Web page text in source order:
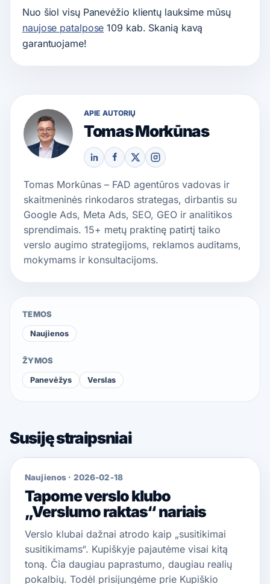
Nuo šiol visų Panevėžio klientų lauksime mūsų
naujose patalpose 109 kab. Skanią kavą
garantuojame!
APIE AUTORIŲ
Tomas Morkūnas
Tomas Morkūnas – FAD agentūros vadovas ir
skaitmeninės rinkodaros strategas, dirbantis su
Google Ads, Meta Ads, SEO, GEO ir analitikos
sprendimais. 15+ metų praktinę patirtį taiko
verslo augimo strategijoms, reklamos auditams,
mokymams ir konsultacijoms.
TEMOS
Naujienos
ŽYMOS
Panevėžys Verslas
Susiję straipsniai
Naujienos · 2026-02-18
Tapome verslo klubo
„Verslumo raktas“ nariais
Verslo klubai dažnai atrodo kaip „susitikimai
susitikimams“. Kupiškyje pajautėme visai kitą
toną. Čia daugiau paprastumo, daugiau realių
pokalbių. Todėl prisijungėme prie Kupiškio